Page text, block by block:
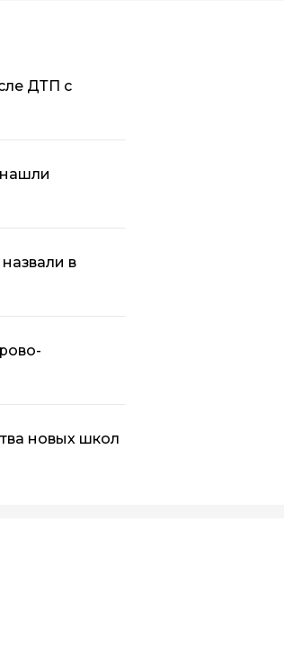
ДТП с
в
новых школ